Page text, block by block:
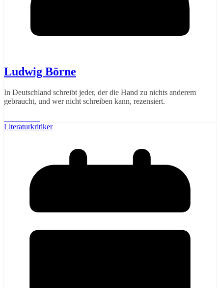
Ludwig Börne
In Deutschland schreibt jeder, der die Hand zu nichts anderem
gebraucht, und wer nicht schreiben kann, rezensiert.
Literaturkritiker